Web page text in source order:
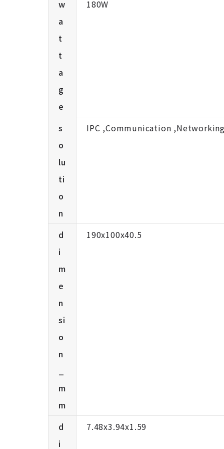
w
a
t
t
a
g
e
180W
s
o
lu
ti
o
n
IPC ,Communication ,Networking
d
i
m
e
n
si
o
n
m
m
190x100x40.5
d
i
7.48x3.94x1.59